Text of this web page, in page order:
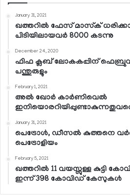
January 31, 2021
ഖത്തറില്‍ ഫേസ് മാസ്‌ക്
പിടിയിലായവര്‍ 8000 കടന്നു
December 24, 2020
ഫിഫ ക്ലബ് ലോകകപ്പിന്
പന്തുരുളും
February 1, 2021
അല്‍ ഖോര്‍ കാര്‍ണിവെല്‍
January 31, 2021
പെട്രോള്‍, ഡീസല്‍ കുത്തനെ
പെട്രോളിയം
February 5, 2021
ഖത്തറില്‍ 11 വയസ്സുള്ള കുട്ടി
ഇന്ന് 398 കോവിഡ് കേസുകള്‍